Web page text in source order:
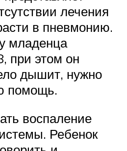
лечения
в пневмонию.
младенца
при этом он
дышит, нужно
помощь.
воспаление
Ребенок